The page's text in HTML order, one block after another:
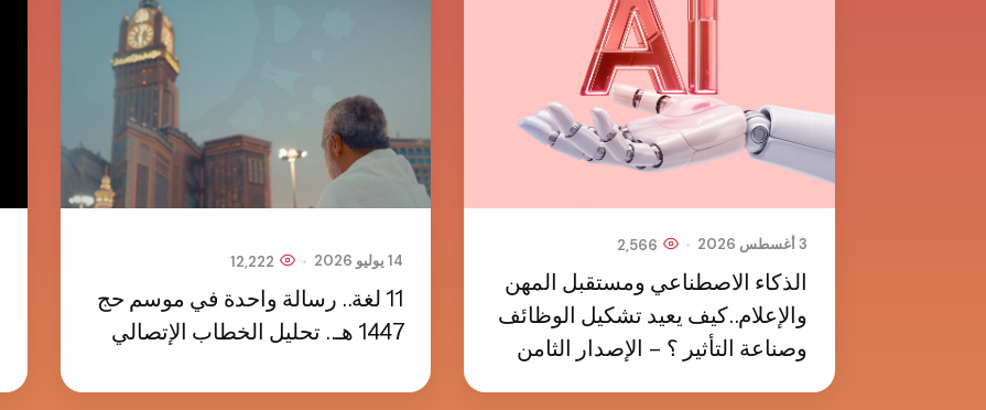
3 أغسطس 2026 •
الذكاء الاصطناعي ومستقبل المهن
والإعلام..كيف يعيد تشكيل الوظائف
وصناعة التأثير ؟ – الإصدار الثامن
14 يوليو 2026 •
11 لغة.. رسالة واحدة في موسم حج
1447 هـ.. تحليل الخطاب الإتصالي